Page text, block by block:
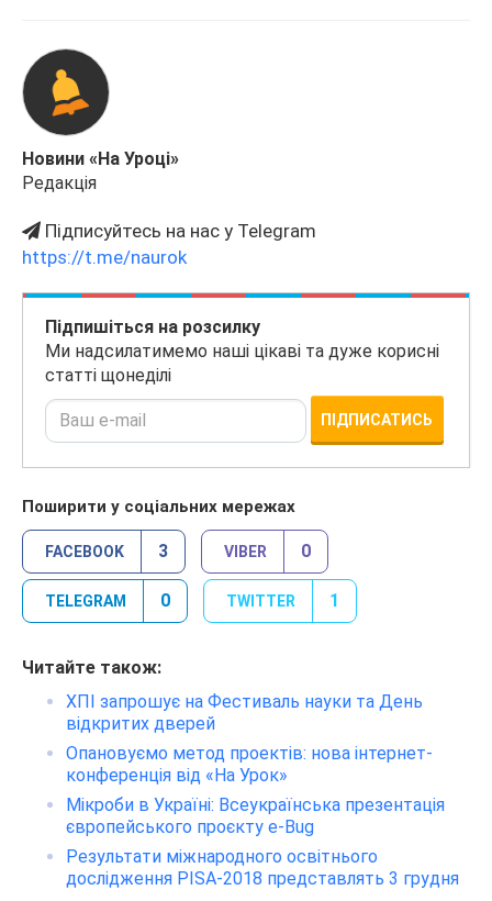
Новини «На Уроці»
Редакція
Підписуйтесь на нас у Telegram
https://t.me/naurok
Підпишіться на розсилку
Ми надсилатимемо наші цікаві та дуже корисні
статті щонеділі
ПІДПИСАТИСЬ
Поширити у соціальних мережах
FACEBOOK 3 VIBER 0
TELEGRAM 0 TWITTER 1
Читайте також:
ХПІ запрошує на Фестиваль науки та День
відкритих дверей
Опановуємо метод проектів: нова інтернет-
конференція від «На Урок»
Мікроби в Україні: Всеукраїнська презентація
європейського проєкту e-Bug
Результати міжнародного освітнього
дослідження PISA-2018 представлять 3 грудня